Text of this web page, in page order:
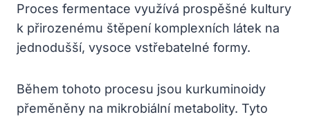
Proces fermentace využívá prospěšné kultury
k přirozenému štěpení komplexních látek na
jednodušší, vysoce vstřebatelné formy.
Během tohoto procesu jsou kurkuminoidy
přeměněny na mikrobiální metabolity. Tyto